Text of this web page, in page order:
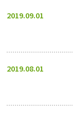
2019.09.01
2019.08.01